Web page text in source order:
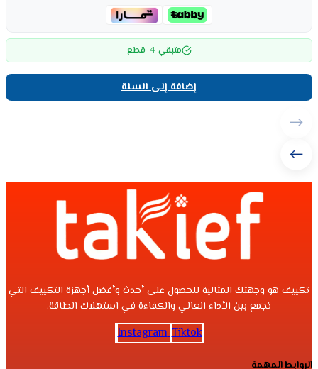
متبقي 4 قطع
إضافة إلى السلة
تكييف هو وجهتك المثالية للحصول على أحدث وأفضل أجهزة التكييف التي
تجمع بين الأداء العالي والكفاءة في استهلاك الطاقة.
Instagram Tiktok
الروابط المهمة